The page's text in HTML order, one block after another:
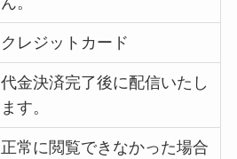
クレジットカード
代金決済完了後に配信いたし
ます。
正常に閲覧できなかった場合